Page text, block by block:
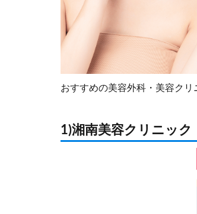
おすすめの美容外科・美容クリ
1)湘南美容クリニック